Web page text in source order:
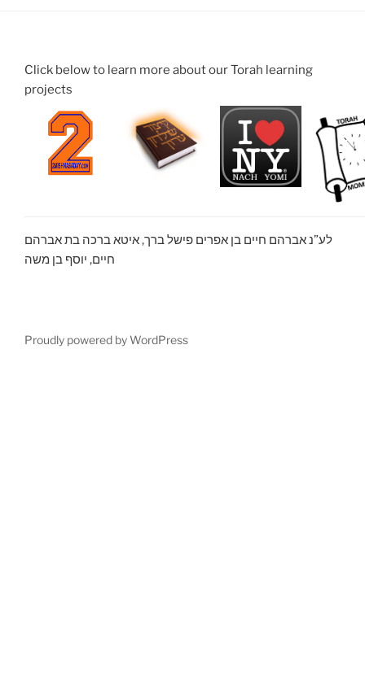
Click below to learn more about our Torah learning
projects
לע”נ אברהם חיים בן אפרים פישל ברך, איטא ברכה בת אברהם
חיים, יוסף בן משה
Proudly powered by WordPress